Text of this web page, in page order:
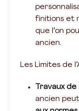
finitions et
que l’on
ancien.
Les Limites de
Travaux
ancien